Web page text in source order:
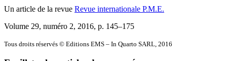
Un article de la revue Revue internationale P.M.E.
Volume 29, numéro 2, 2016, p. 145–175
Tous droits réservés © Editions EMS – In Quarto SARL, 2016